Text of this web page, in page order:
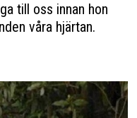
till oss innan hon
våra hjärtan.